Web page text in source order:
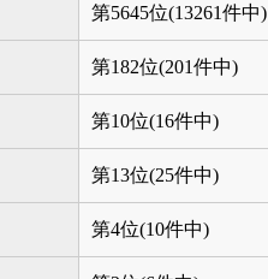
第5645位(13261件中)
第182位(201件中)
第10位(16件中)
第13位(25件中)
第4位(10件中)